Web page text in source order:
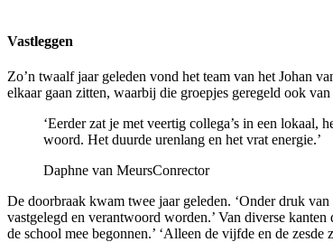
Vastleggen
Zo’n twaalf jaar geleden vond het team van het Johan
elkaar gaan zitten, waarbij die groepjes geregeld ook
‘Eerder zat je met veertig collega’s in een
woord. Het duurde urenlang en het vrat energie.’
Daphne van MeursConrector
De doorbraak kwam twee jaar geleden. ‘Onder druk
vastgelegd en verantwoord worden.’ Van diverse
de school mee begonnen.’ ‘Alleen de vijfde en de